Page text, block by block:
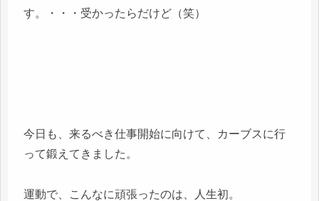
す。・・・受かったらだけど（笑）
今日も、来るべき仕事開始に向けて、カーブスに行
って鍛えてきました。
運動で、こんなに頑張ったのは、人生初。